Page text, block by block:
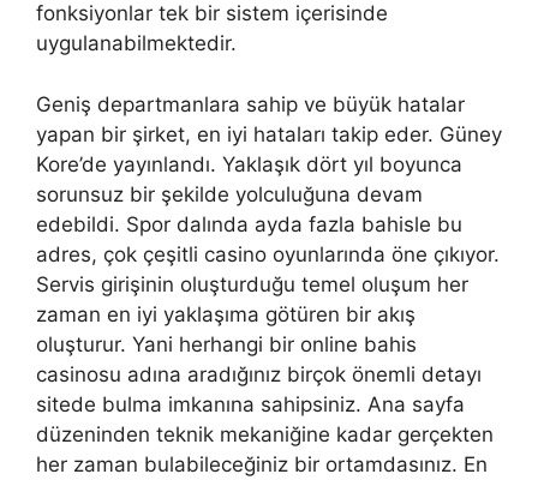
fonksiyonlar tek bir sistem içerisinde
uygulanabilmektedir.
Geniş departmanlara sahip ve büyük hatalar
yapan bir şirket, en iyi hataları takip eder. Güney
Kore’de yayınlandı. Yaklaşık dört yıl boyunca
sorunsuz bir şekilde yolculuğuna devam
edebildi. Spor dalında ayda fazla bahisle bu
adres, çok çeşitli casino oyunlarında öne çıkıyor.
Servis girişinin oluşturduğu temel oluşum her
zaman en iyi yaklaşıma götüren bir akış
oluşturur. Yani herhangi bir online bahis
casinosu adına aradığınız birçok önemli detayı
sitede bulma imkanına sahipsiniz. Ana sayfa
düzeninden teknik mekaniğine kadar gerçekten
her zaman bulabileceğiniz bir ortamdasınız. En